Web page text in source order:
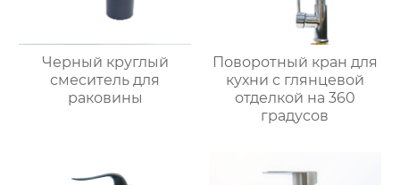
Черный круглый
смеситель для
раковины
Поворотный кран для
кухни с глянцевой
отделкой на 360
градусов